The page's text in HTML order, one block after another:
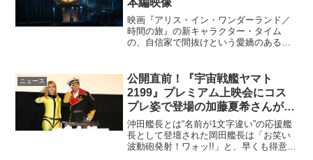
本編映像
映画『アリス・イン・ワンダーランド／
時間の旅』の新キャラクター・タイム
の、自信家で間抜けという愛嬌のある一
映画『アリス・イン・ワンダーランド／
時間の旅』本編映像悲しい過去...
ニュース
公開直前！『宇宙戦艦ヤマト
2199』プレミアム上映会にコス
プレ姿で登場の加藤夏希さんが
「(ﾟ∀ﾟ)森雪すぎる♪」
沖田艦長とは“名前が1文字違い”の応援艦
長として登壇された岡田艦長は「お笑い
波動砲発射！ワォッ!!」と、早くも得意の